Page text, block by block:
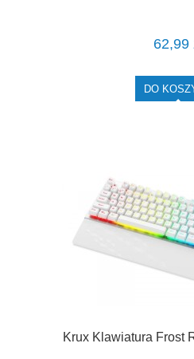
62,99
DO
Krux Klawiatura Frost